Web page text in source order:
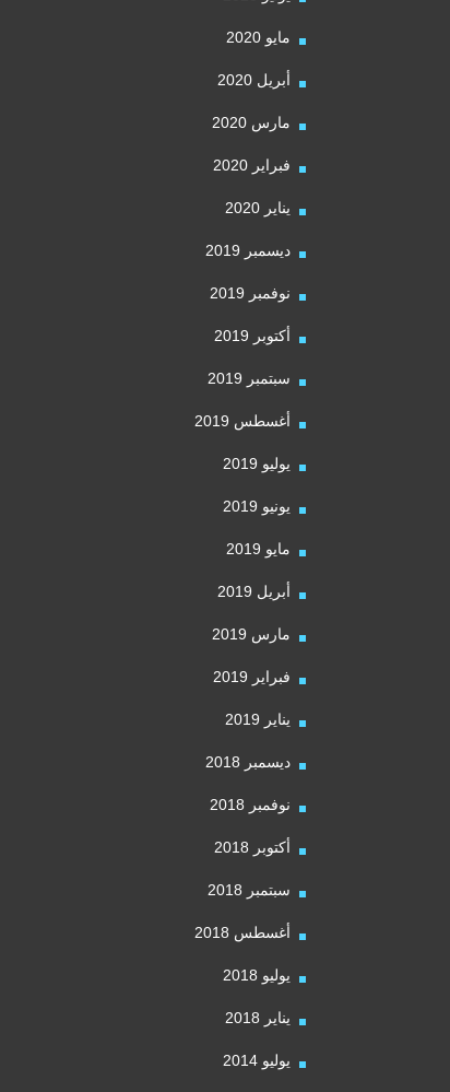
مايو 2020
أبريل 2020
مارس 2020
فبراير 2020
يناير 2020
ديسمبر 2019
نوفمبر 2019
أكتوبر 2019
سبتمبر 2019
أغسطس 2019
يوليو 2019
يونيو 2019
مايو 2019
أبريل 2019
مارس 2019
فبراير 2019
يناير 2019
ديسمبر 2018
نوفمبر 2018
أكتوبر 2018
سبتمبر 2018
أغسطس 2018
يوليو 2018
يناير 2018
يوليو 2014